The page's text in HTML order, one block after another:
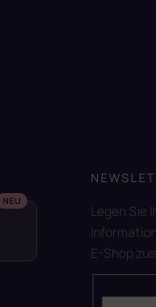
Legen Sie
E-Shop